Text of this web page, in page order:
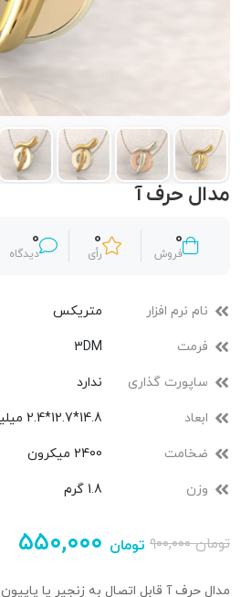
مدال حرف آ
0
فروش
0
رأی
0
دیدگاه
نام نرم افزار متریکس
فرمت 3DM
ساپورت گذاری ندارد
ابعاد 14.8*12.7*2.4 میلیمتر
ضخامت 2400 میکرون
وزن 1.8 گرم
۹۰۰,۰۰۰تومان ۵۵۰,۰۰۰ تومان
مدال حرف آ قابل اتصال به زنجیر یا پاپیون